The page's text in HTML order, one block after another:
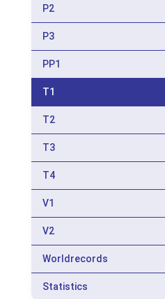
P2
P3
PP1
T1
T2
T3
T4
V1
V2
Worldrecords
Statistics